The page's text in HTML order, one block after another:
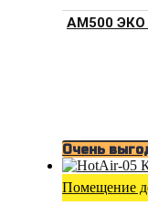
АМ500 ЭКО
Очень
Помещение